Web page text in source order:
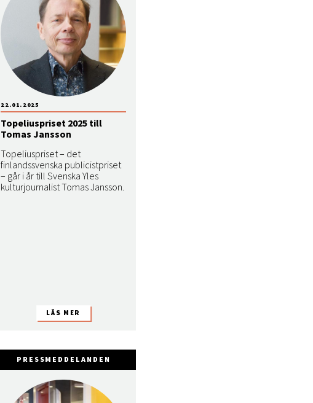
Topeliuspriset 2025 till
Tomas Jansson
Topeliuspriset – det
finlandssvenska publicistpriset
– går i år till Svenska Yles
kulturjournalist Tomas Jansson.
22.01.2025
PRESSMEDDELANDEN